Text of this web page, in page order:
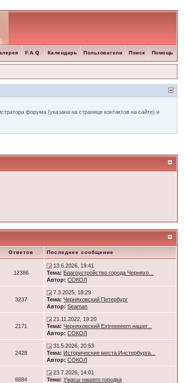
Помощь
Поиск
Пользователи
Календарь
F.A.Q.
форума (указана на странице контактов на сайте) и
Ответов Последнее сообщение
12386
13.6.2026, 19:41
Тема: Благоустройство города Черняхо...
Автор: СОКОЛ
3237
7.3.2025, 18:29
Тема: Черняховский Петербург
Автор: Seaman
2171
21.11.2022, 19:20
Тема: Черняховский Extreeeeem нашег...
Автор: СОКОЛ
2428
31.5.2026, 20:53
Тема: Исторические места Инстербурга...
Автор: СОКОЛ
6684
23.7.2026, 14:01
Тема: Ужасы нашего городка